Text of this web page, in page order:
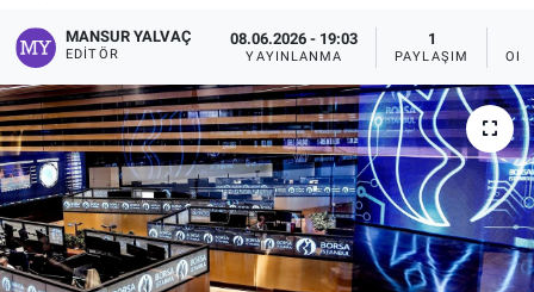
MANSUR YALVAÇ
EDITÖR
08.06.2026 - 19:03
YAYINLANMA
1
PAYLAŞIM